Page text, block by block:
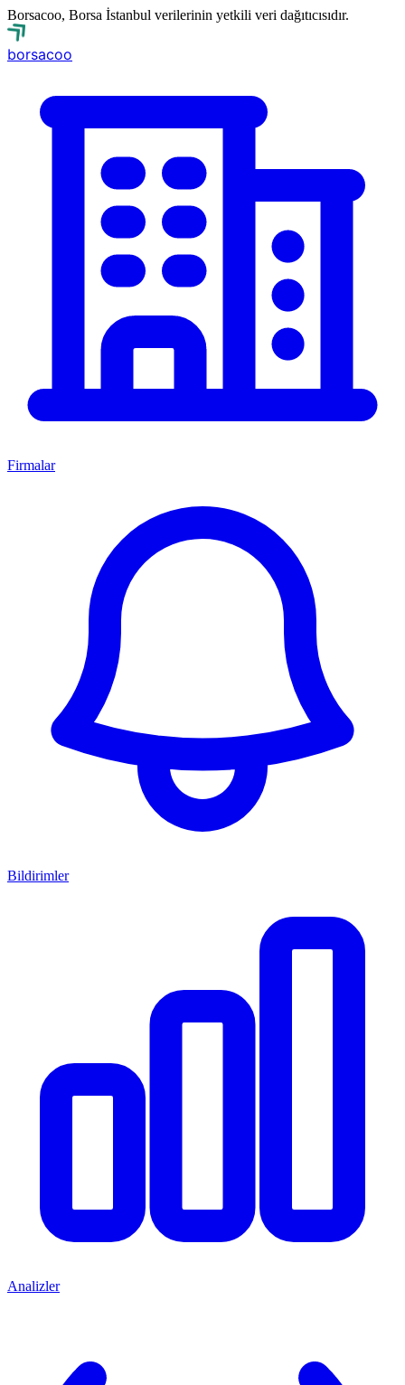
Borsacoo, Borsa İstanbul verilerinin yetkili veri dağıtıcısıdır.
borsacoo
Firmalar
Bildirimler
Analizler